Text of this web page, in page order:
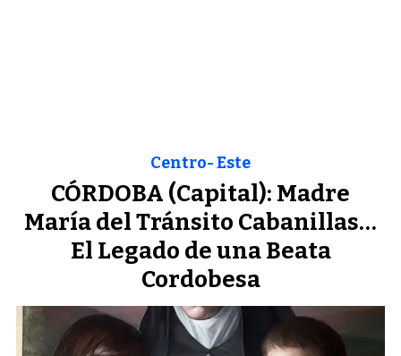
CÓRDOBA (Capital): Madre
María del Tránsito Cabanillas…
El Legado de una Beata
Cordobesa
Centro- Este